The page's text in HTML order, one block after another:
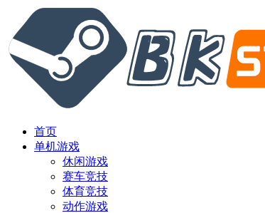
首页
单机游戏
休闲游戏
赛车竞技
体育竞技
动作游戏